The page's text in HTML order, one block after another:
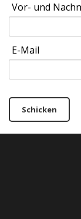
Vor- und
E-Mail
Schicken